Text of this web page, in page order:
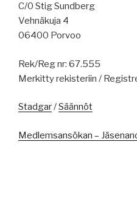
C/0 Stig Sundberg
Vehnäkuja 4
06400 Porvoo
Rek/Reg nr: 67.555
Merkitty rekisteriin /
Stadgar/Säännöt
Medlemsansökan –